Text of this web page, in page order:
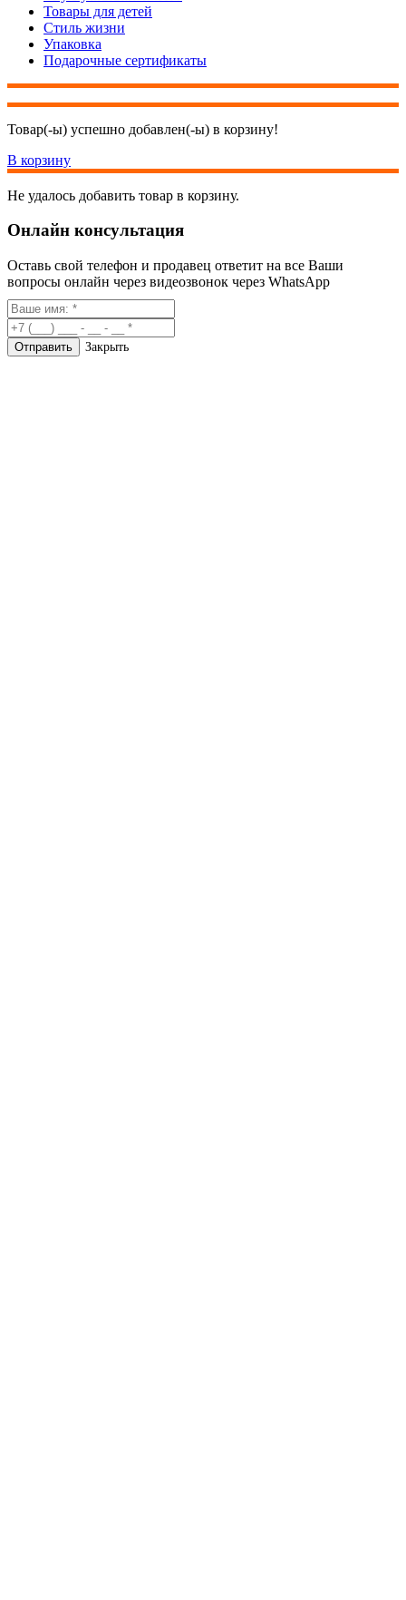
Товары для детей
Стиль жизни
Упаковка
Подарочные сертификаты
Товар(-ы) успешно добавлен(-ы) в корзину!
В корзину
Не удалось добавить товар в корзину.
Онлайн консультация
Оставь свой телефон и продавец ответит на все Ваши
вопросы онлайн через видеозвонок через WhatsApp
Закрыть